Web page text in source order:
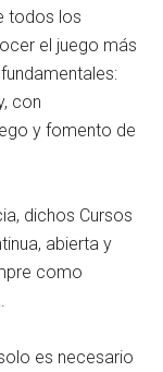
todos los
el juego más
con
y fomento de
dichos Cursos
abierta y
como
es necesario